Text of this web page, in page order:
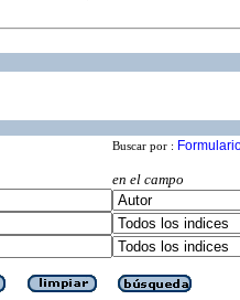
Buscar por :
en el campo